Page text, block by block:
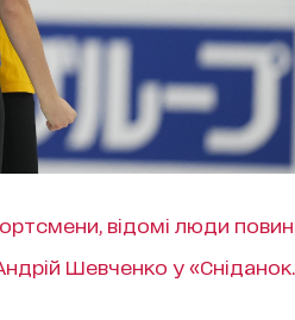
відомі люди
Шевченко у «Сніданок.